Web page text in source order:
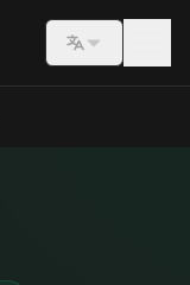
Switch